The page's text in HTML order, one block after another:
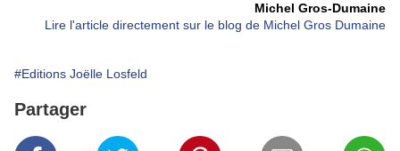
Michel Gros-Dumaine
Lire l'article directement sur le blog de Michel Gros Dumaine
#Editions Joëlle Losfeld
Partager